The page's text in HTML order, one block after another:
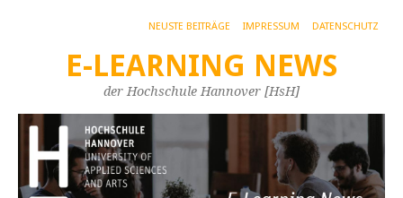
NEUSTE BEITRÄGE IMPRESSUM DATENSCHUTZ
E-LEARNING NEWS
der Hochschule Hannover [HsH]